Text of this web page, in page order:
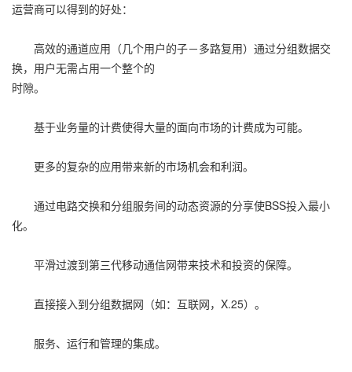
运营商可以得到的好处：
高效的通道应用（几个用户的子－多路复用）通过分组数据交
换，用户无需占用一个整个的
时隙。
基于业务量的计费使得大量的面向市场的计费成为可能。
更多的复杂的应用带来新的市场机会和利润。
通过电路交换和分组服务间的动态资源的分享使BSS投入最小
化。
平滑过渡到第三代移动通信网带来技术和投资的保障。
直接接入到分组数据网（如：互联网，X.25）。
服务、运行和管理的集成。